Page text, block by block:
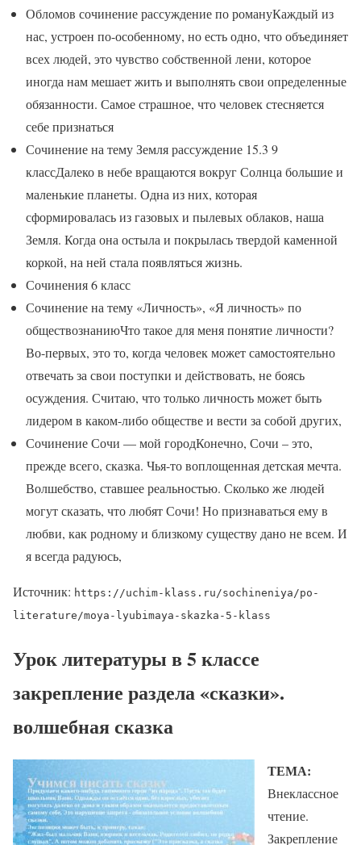
Обломов сочинение рассуждение по романуКаждый из
нас, устроен по-особенному, но есть одно, что объединяет
всех людей, это чувство собственной лени, которое
иногда нам мешает жить и выполнять свои определенные
обязанности. Самое страшное, что человек стесняется
себе признаться
Сочинение на тему Земля рассуждение 15.3 9
классДалеко в небе вращаются вокруг Солнца большие и
маленькие планеты. Одна из них, которая
сформировалась из газовых и пылевых облаков, наша
Земля. Когда она остыла и покрылась твердой каменной
коркой, на ней стала появляться жизнь.
Сочинения 6 класс
Сочинение на тему «Личность», «Я личность» по
обществознаниюЧто такое для меня понятие личности?
Во-первых, это то, когда человек может самостоятельно
отвечать за свои поступки и действовать, не боясь
осуждения. Считаю, что только личность может быть
лидером в каком-либо обществе и вести за собой других,
Сочинение Сочи — мой городКонечно, Сочи – это,
прежде всего, сказка. Чья-то воплощенная детская мечта.
Волшебство, ставшее реальностью. Сколько же людей
могут сказать, что любят Сочи! Но признаваться ему в
любви, как родному и близкому существу дано не всем. И
я всегда радуюсь,
Источник: https://uchim-klass.ru/sochineniya/po-
literature/moya-lyubimaya-skazka-5-klass
Урок литературы в 5 классе
закрепление раздела «сказки».
волшебная сказка
ТЕМА:
Внеклассное
чтение.
Закрепление